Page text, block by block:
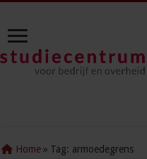
Home » Tag: armoedegrens